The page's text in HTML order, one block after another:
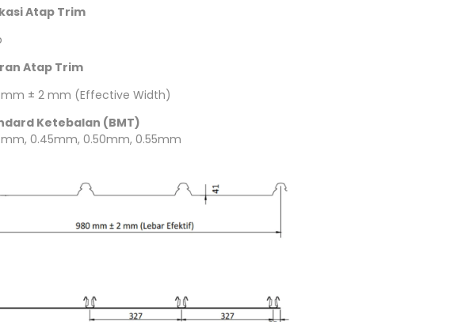
Atap Trimdek
Atap Trimdek
± 2 mm (Effective Width)
Ketebalan (BMT)
0.45mm, 0.50mm, 0.55mm